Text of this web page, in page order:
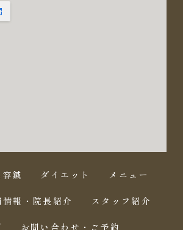
鍼 ダイエット メニュー
情報・院長紹介 スタッフ紹介
お問い合わせ・ご予約